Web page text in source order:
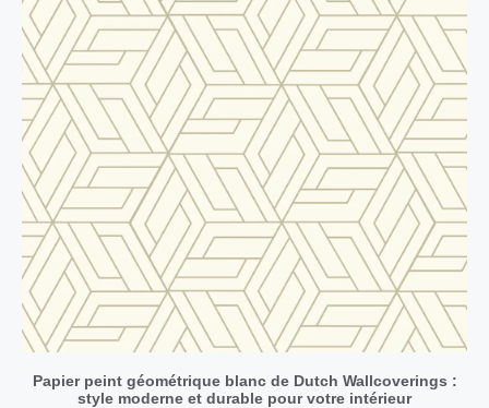
Papier peint géométrique blanc de Dutch Wallcoverings :
style moderne et durable pour votre intérieur